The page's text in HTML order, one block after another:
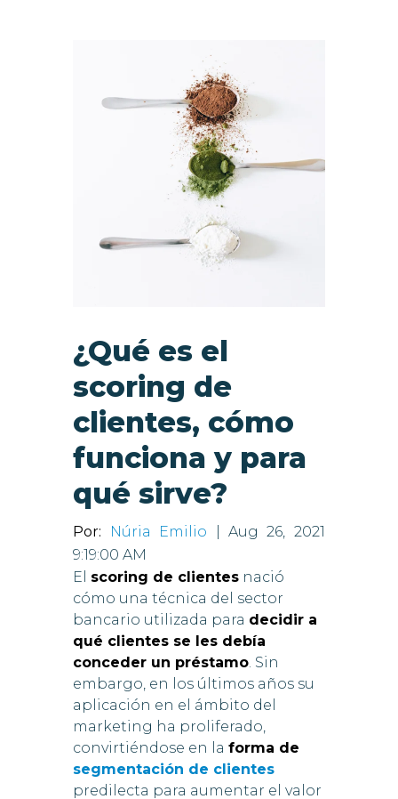
¿Qué es el
scoring de
clientes, cómo
funciona y para
qué sirve?
Por: Núria Emilio | Aug 26, 2021
9:19:00 AM
El scoring de clientes nació
cómo una técnica del sector
bancario utilizada para decidir a
qué clientes se les debía
conceder un préstamo. Sin
embargo, en los últimos años su
aplicación en el ámbito del
marketing ha proliferado,
convirtiéndose en laforma de
segmentación de clientes
predilecta para aumentar el valor